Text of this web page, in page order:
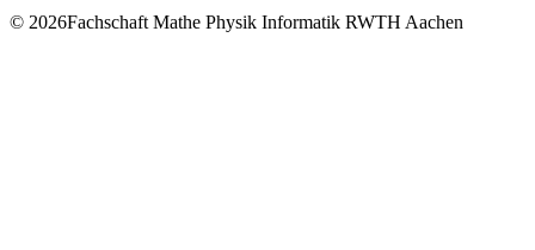
© 2026Fachschaft Mathe Physik Informatik RWTH Aachen